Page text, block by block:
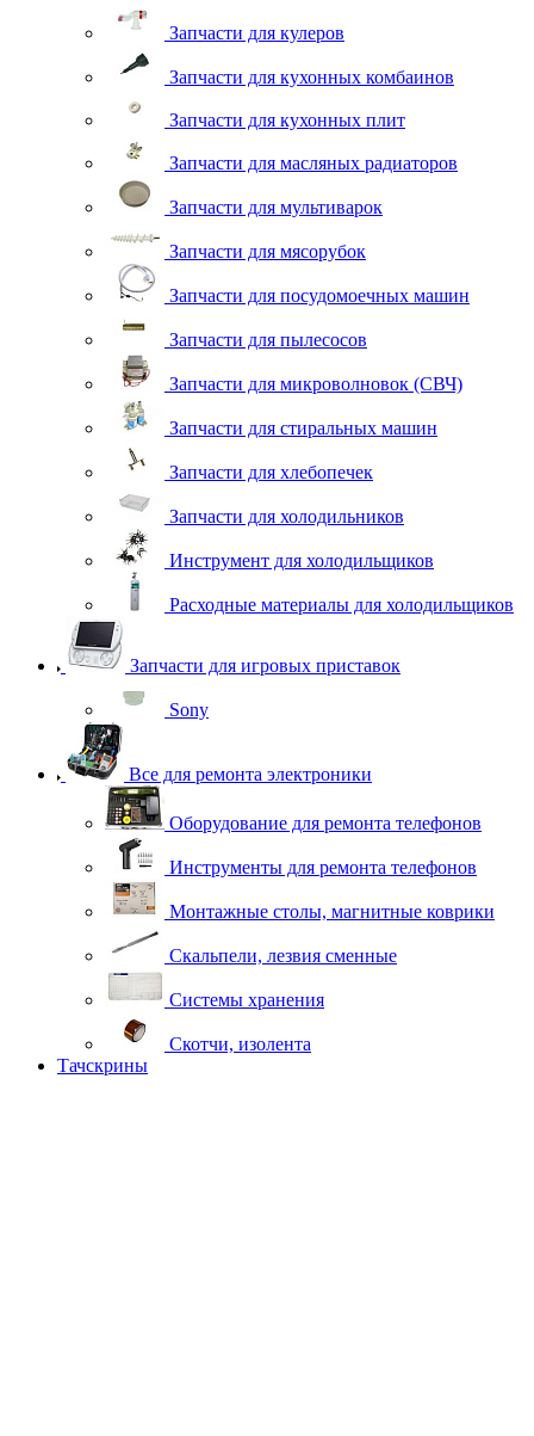
Запчасти для кулеров
Запчасти для кухонных комбаинов
Запчасти для кухонных плит
Запчасти для масляных радиаторов
Запчасти для мультиварок
Запчасти для мясорубок
Запчасти для посудомоечных машин
Запчасти для пылесосов
Запчасти для микроволновок (СВЧ)
Запчасти для стиральных машин
Запчасти для хлебопечек
Запчасти для холодильников
Инструмент для холодильщиков
Расходные материалы для холодильщиков
Запчасти для игровых приставок
Sony
Все для ремонта электроники
Оборудование для ремонта телефонов
Инструменты для ремонта телефонов
Монтажные столы, магнитные коврики
Скальпели, лезвия сменные
Системы хранения
Скотчи, изолента
Тачскрины